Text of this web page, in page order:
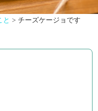
と >チーズケージョです